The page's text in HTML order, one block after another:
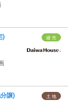
建 売
)
土 地
譲)